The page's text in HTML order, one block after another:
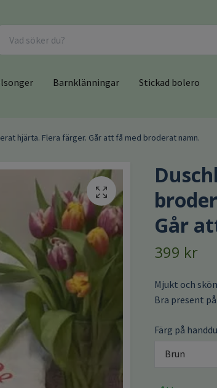
Barnklänningar Stickad bolero
hjärta. Flera färger. Går att få med broderat namn.
Går
399 kr
Mjukt och
Bra present
Färg på
Brun